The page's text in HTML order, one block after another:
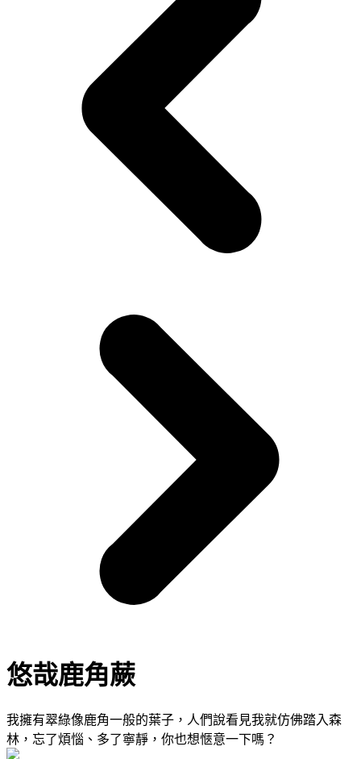
悠哉鹿角蕨
我擁有翠綠像鹿角一般的葉子，人們說看見我就仿佛踏入森
林，忘了煩惱、多了寧靜，你也想愜意一下嗎？